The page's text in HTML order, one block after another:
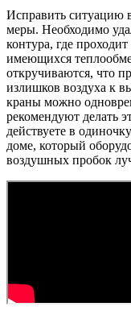
Исправить ситуацию
меры. Необходимо
контура, где
имеющихся
откручиваются, что
излишков воздуха к
краны можно
рекомендуют делать
действуете в
доме, который
воздушных пробок